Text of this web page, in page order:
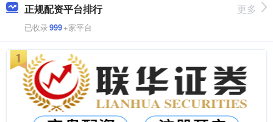
正规配资平台排行
已收录999+家平台
更多